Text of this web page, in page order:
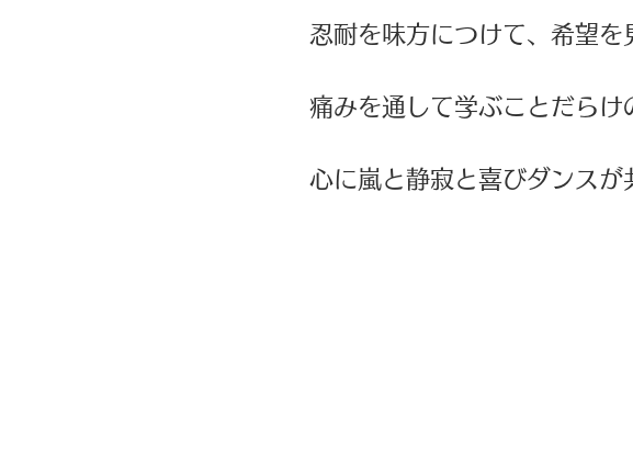
忍耐を味方につけて、希望
痛みを通して学ぶことだら
心に嵐と静寂と喜びダンスが